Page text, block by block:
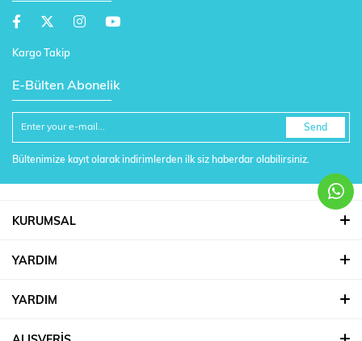
Kargo Takip
E-Bülten Abonelik
Send
Bültenimize kayıt olarak indirimlerden ilk siz haberdar olabilirsiniz.
KURUMSAL
YARDIM
YARDIM